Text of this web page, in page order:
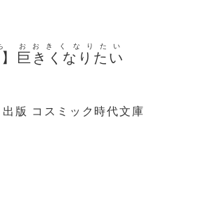
巨きくなりたい
おおきくなりたい
出版 コスミック時代文庫